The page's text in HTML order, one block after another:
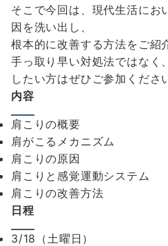
そこで今回は、現代生活にお
因を洗い出し、
根本的に改善する方法をご紹
手っ取り早い対処法ではなく
したい方はぜひご参加くださ
内容
肩こりの概要
肩がこるメカニズム
肩こりの原因
肩こりと感覚運動システム
肩こりの改善方法
日程
3/18（土曜日）